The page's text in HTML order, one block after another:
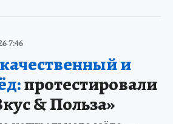
7:46
и
протестировали
& Польза»